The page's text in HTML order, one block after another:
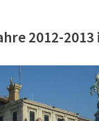
2012-